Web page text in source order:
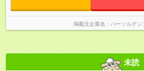
掲載元企業名 パーソルテン
未読